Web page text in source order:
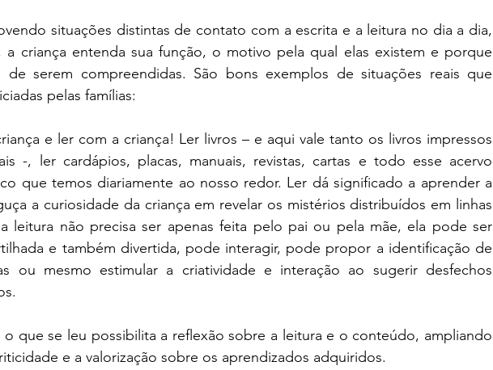
situações distintas de contato com a escrita e a leitura no dia a dia,
a criança entenda sua função, o motivo pela qual elas existem e porque
de serem compreendidas. São bons exemplos de situações reais que
pelas famílias:
e ler com a criança! Ler livros – e aqui vale tanto os livros impressos
-, ler cardápios, placas, manuais, revistas, cartas e todo esse acervo
que temos diariamente ao nosso redor. Ler dá significado a aprender a
a curiosidade da criança em revelar os mistérios distribuídos em linhas
leitura não precisa ser apenas feita pelo pai ou pela mãe, ela pode ser
e também divertida, pode interagir, pode propor a identificação de
ou mesmo estimular a criatividade e interação ao sugerir desfechos
que se leu possibilita a reflexão sobre a leitura e o conteúdo, ampliando
e a valorização sobre os aprendizados adquiridos.